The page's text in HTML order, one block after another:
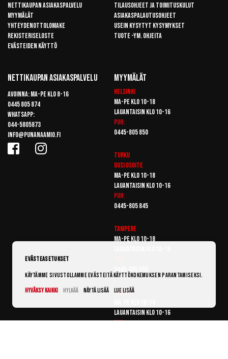
Nettikaupan asiakaspalvelu
Myymälät
Yhteydenottolomake
Rekisteriseloste
Evästeiden käyttö
Tilausohjeet ja toimituskulut
Asiakaspalautusohjeet
Usein kysytyt kysymykset
Tuote -ym. ohjeita
Nettikaupan Asiakaspalvelu
Avoinna: Ma-pe klo 8-16
0445 805 874
Whatsapp:
044-5805873
info@punanaamio.fi
Myymälät
Helsinki
Ma-pe klo 10-18
Lauantaisin klo 10-16
Puh:
0445-805 850
Turku
Uusi osoite
Ma-pe klo 10-18
Lauantaisin klo 10-16
Puh:
0445-805 845
Tampere
Ma-pe klo 10-18
Vantaa
Lauantaisin klo 10-16
Puh:
Evästeasetukset
Käytämme sivustollamme evästeitä käyttökokemuksen parantamiseksi.
Hyväksy kaikki
Hylkää Näytä lisää Lue lisää